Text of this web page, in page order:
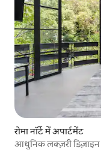
रोमा नॉर्टे में अपार्टमेंट
आधुनिक लक्ज़री